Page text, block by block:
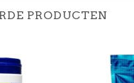
PRODUCTEN